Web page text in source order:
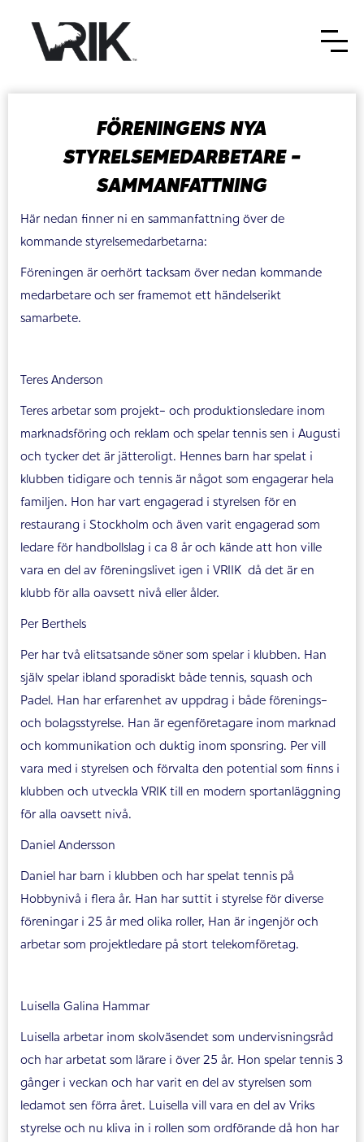
FÖRENINGENS NYA
STYRELSEMEDARBETARE -
SAMMANFATTNING
Här nedan finner ni en sammanfattning över de
kommande styrelsemedarbetarna:
Föreningen är oerhört tacksam över nedan kommande
medarbetare och ser framemot ett händelserikt
samarbete.
Teres Anderson
Teres arbetar som projekt- och produktionsledare inom
marknadsföring och reklam och spelar tennis sen i Augusti
och tycker det är jätteroligt. Hennes barn har spelat i
klubben tidigare och tennis är något som engagerar hela
familjen. Hon har vart engagerad i styrelsen för en
restaurang i Stockholm och även varit engagerad som
ledare för handbollslag i ca 8 år och kände att hon ville
vara en del av föreningslivet igen i VRIIK då det är en
klubb för alla oavsett nivå eller ålder.
Per Berthels
Per har två elitsatsande söner som spelar i klubben. Han
själv spelar ibland sporadiskt både tennis, squash och
Padel. Han har erfarenhet av uppdrag i både förenings-
och bolagsstyrelse. Han är egenföretagare inom marknad
och kommunikation och duktig inom sponsring. Per vill
vara med i styrelsen och förvalta den potential som finns i
klubben och utveckla VRIK till en modern sportanläggning
för alla oavsett nivå.
Daniel Andersson
Daniel har barn i klubben och har spelat tennis på
Hobbynivå i flera år. Han har suttit i styrelse för diverse
föreningar i 25 år med olika roller, Han är ingenjör och
arbetar som projektledare på stort telekomföretag.
Luisella Galina Hammar
Luisella arbetar inom skolväsendet som undervisningsråd
och har arbetat som lärare i över 25 år. Hon spelar tennis 3
gånger i veckan och har varit en del av styrelsen som
ledamot sen förra året. Luisella vill vara en del av Vriks
styrelse och nu kliva in i rollen som ordförande då hon har